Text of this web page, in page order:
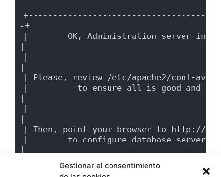
Gestionar el consentimiento
-+
|        OK, Administration server
|
|
|
| Please, review /etc/apache2/conf-
|          to ensure all is good and
|
|
|
| Then, point your browser to http://
|        to configure database server
|